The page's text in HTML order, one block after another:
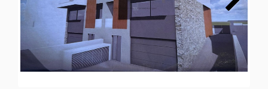
Next